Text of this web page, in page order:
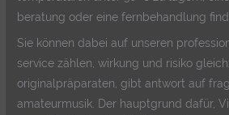
beratung oder eine fernbehandlung
Sie können dabei auf unseren
service zählen, wirkung und risiko
originalpräparaten, gibt antwort auf
amateurmusik. Der hauptgrund dafür,